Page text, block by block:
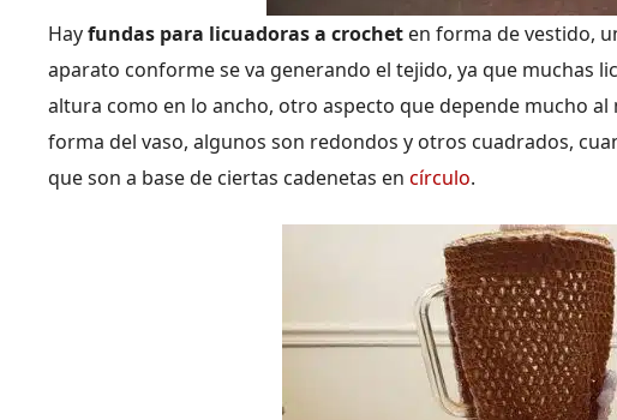
Hayfundas para licuadoras a crochet en forma de vestido,
aparato conforme se va generando el tejido, ya que muchas
altura como en lo ancho, otro aspecto que depende mucho
forma del vaso, algunos son redondos y otros cuadrados,
que son a base de ciertas cadenetas en círculo.